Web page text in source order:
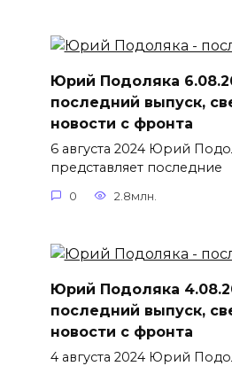
Юрий Подоляка
последний выпуск,
новости с фронта
6 августа 2024 Юрий
представляет последние
0 2.8млн.
Юрий Подоляка
последний выпуск,
новости с фронта
4 августа 2024 Юрий